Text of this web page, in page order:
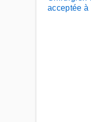
acceptée à